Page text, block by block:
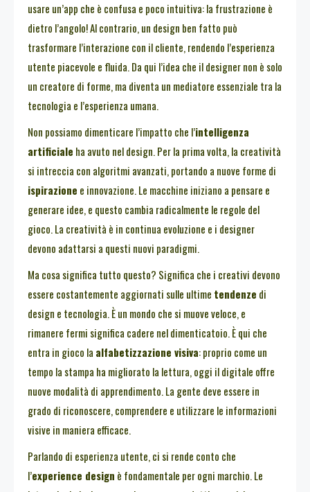
usare un’app che è confusa e poco intuitiva: la frustrazione è
dietro l’angolo! Al contrario, un design ben fatto può
trasformare l’interazione con il cliente, rendendo l’esperienza
utente piacevole e fluida. Da qui l’idea che il designer non è solo
un creatore di forme, ma diventa un mediatore essenziale tra la
tecnologia e l’esperienza umana.
Non possiamo dimenticare l’impatto che l’intelligenza
artificiale ha avuto nel design. Per la prima volta, la creatività
si intreccia con algoritmi avanzati, portando a nuove forme di
ispirazione e innovazione. Le macchine iniziano a pensare e
generare idee, e questo cambia radicalmente le regole del
gioco. La creatività è in continua evoluzione e i designer
devono adattarsi a questi nuovi paradigmi.
Ma cosa significa tutto questo? Significa che i creativi devono
essere costantemente aggiornati sulle ultime tendenze di
design e tecnologia. È un mondo che si muove veloce, e
rimanere fermi significa cadere nel dimenticatoio. È qui che
entra in gioco la alfabetizzazione visiva: proprio come un
tempo la stampa ha migliorato la lettura, oggi il digitale offre
nuove modalità di apprendimento. La gente deve essere in
grado di riconoscere, comprendere e utilizzare le informazioni
visive in maniera efficace.
Parlando di esperienza utente, ci si rende conto che
l’experience design è fondamentale per ogni marchio. Le